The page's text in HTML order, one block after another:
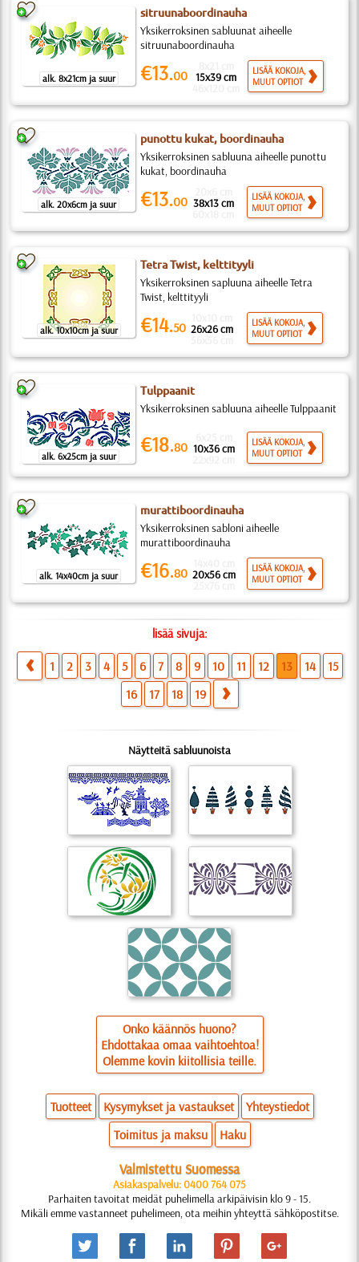
alk. 8x21cm ja suur
sitruunaboordinauha
Yksikerroksinen sabluunat aiheelle
sitruunaboordinauha
€13.00 15x39 cm
LISÄÄ KOKOJA,
MUUT OPTIOT
alk. 20x6cm ja suur
punottu kukat, boordinauha
Yksikerroksinen sabluuna aiheelle punottu
kukat, boordinauha
€13.00 38x13 cm
LISÄÄ KOKOJA,
MUUT OPTIOT
alk. 10x10cm ja suur
Tetra Twist, kelttityyli
Yksikerroksinen sapluuna aiheelle Tetra
Twist, kelttityyli
€14.50 26x26 cm
LISÄÄ KOKOJA,
MUUT OPTIOT
alk. 6x25cm ja suur
Tulppaanit
Yksikerroksinen sabluuna aiheelle Tulppaanit
€18.80 10x36 cm
LISÄÄ KOKOJA,
MUUT OPTIOT
alk. 14x40cm ja suur
murattiboordinauha
Yksikerroksinen sabloni aiheelle
murattiboordinauha
€16.80 20x56 cm
LISÄÄ KOKOJA,
MUUT OPTIOT
lisää sivuja:
1 2 3 4 5 6 7 8 9 10 11 12 13 14
15
16
17 18 19
Näytteitä sabluunoista
Onko käännös huono?
Ehdottakaa omaa vaihtoehtoa!
Olemme kovin kiitollisia teille.
Tuotteet Kysymykset ja vastaukset
Yhteystiedot
Toimitus ja maksu
Haku
Valmistettu Suomessa
Asiakaspalvelu: 0400 764 075
Parhaiten tavoitat meidät puhelimella arkipäivisin klo 9 - 15.
Mikäli emme vastanneet puhelimeen, ota meihin yhteyttä sähköpostitse.